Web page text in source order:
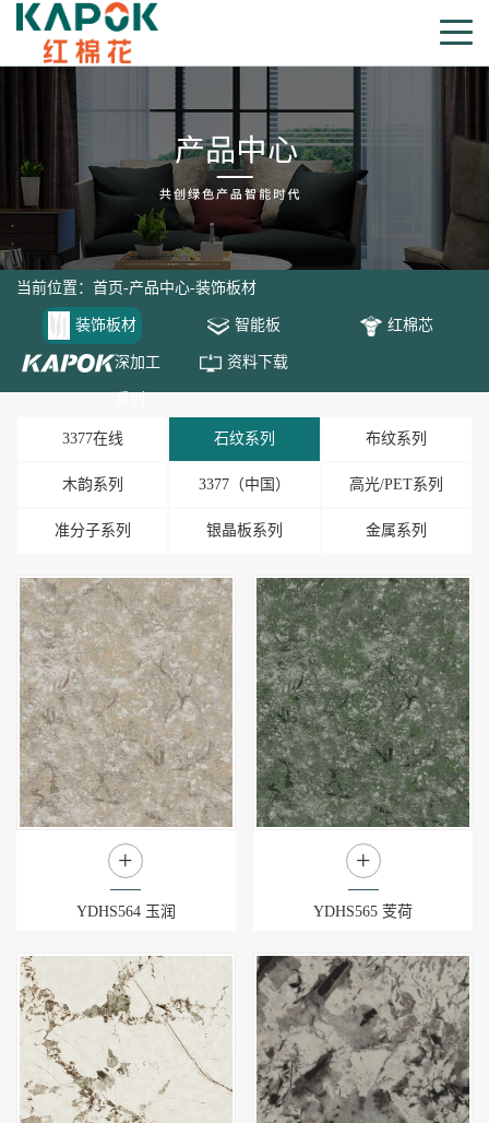
当前位置： 首页-产品中心-装饰板材
装饰板材 智能板 红棉芯
深加工 资料下载
3377在线 石纹系列 布纹系列
木韵系列 3377（中国） 高光/PET系列
准分子系列 银晶板系列 金属系列
+
YDHS564 玉润
+
YDHS565 芰荷